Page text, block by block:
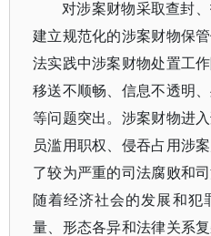
对涉案财物采取查封
建立规范化的涉案财物保
法实践中涉案财物处置工
移送不顺畅、信息不透明
等问题突出。涉案财物进
员滥用职权、侵吞占用涉
了较为严重的司法腐败和
随着经济社会的发展和犯
量、形态各异和法律关系